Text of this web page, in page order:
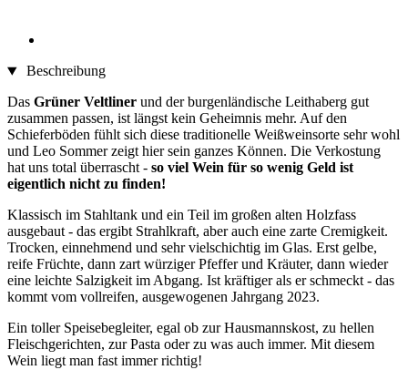
Beschreibung
Das Grüner Veltliner und der burgenländische Leithaberg gut
zusammen passen, ist längst kein Geheimnis mehr. Auf den
Schieferböden fühlt sich diese traditionelle Weißweinsorte sehr wohl
und Leo Sommer zeigt hier sein ganzes Können. Die Verkostung
hat uns total überrascht - so viel Wein für so wenig Geld ist
eigentlich nicht zu finden!
Klassisch im Stahltank und ein Teil im großen alten Holzfass
ausgebaut - das ergibt Strahlkraft, aber auch eine zarte Cremigkeit.
Trocken, einnehmend und sehr vielschichtig im Glas. Erst gelbe,
reife Früchte, dann zart würziger Pfeffer und Kräuter, dann wieder
eine leichte Salzigkeit im Abgang. Ist kräftiger als er schmeckt - das
kommt vom vollreifen, ausgewogenen Jahrgang 2023.
Ein toller Speisebegleiter, egal ob zur Hausmannskost, zu hellen
Fleischgerichten, zur Pasta oder zu was auch immer. Mit diesem
Wein liegt man fast immer richtig!